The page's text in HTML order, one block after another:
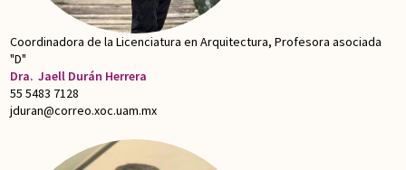
Coordinadora de la Licenciatura en Arquitectura, Profesora asociada
"D"
Dra. Jaell Durán Herrera
55 5483 7128
jduran@correo.xoc.uam.mx